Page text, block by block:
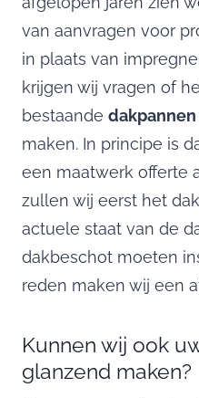
van aanvragen voor
in plaats van
krijgen wij vragen of
bestaande
maken. In principe is
een maatwerk offerte
zullen wij eerst het
actuele staat van de
dakbeschot moeten
reden maken wij een
Kunnen wij ook
glanzend maken?